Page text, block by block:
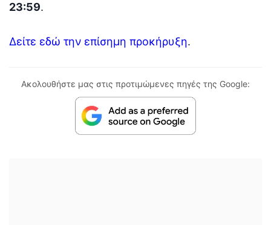
23:59.
Δείτε εδώ την επίσημη προκήρυξη.
Ακολουθήστε μας στις προτιμώμενες πηγές της Google: